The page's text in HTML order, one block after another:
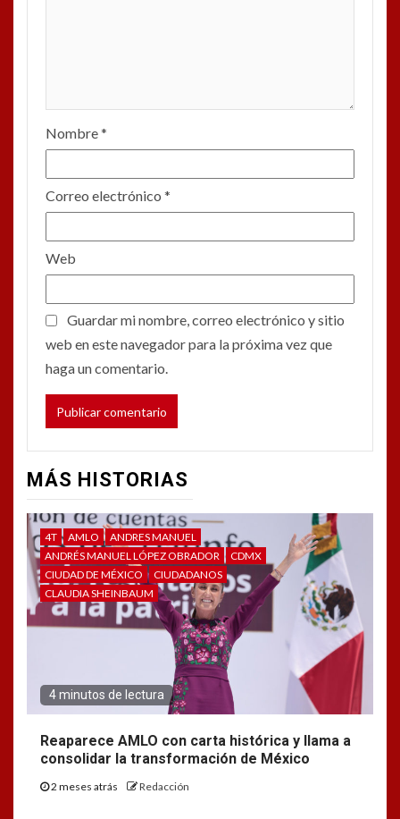
Nombre*
Correo electrónico *
Web
Guardar mi nombre, correo electrónico y sitio
web en este navegador para la próxima vez que
haga un comentario.
MÁS HISTORIAS
4T AMLO
ANDRES MANUEL
ANDRÉS MANUEL LÓPEZ OBRADOR
CDMX
CIUDAD DE MÉXICO
CIUDADANOS
CLAUDIA SHEINBAUM
4 minutos de lectura
Reaparece AMLO con carta histórica y llama a
consolidar la transformación de México
2 meses atrás Redacción